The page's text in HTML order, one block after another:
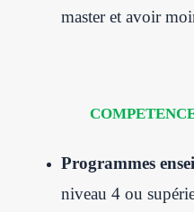
master et avoir
Programmes
niveau 4 ou